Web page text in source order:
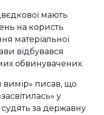
мають
на користь
матеріальної
відбувався
обвинувачених.
писав, що
у
судять за державну